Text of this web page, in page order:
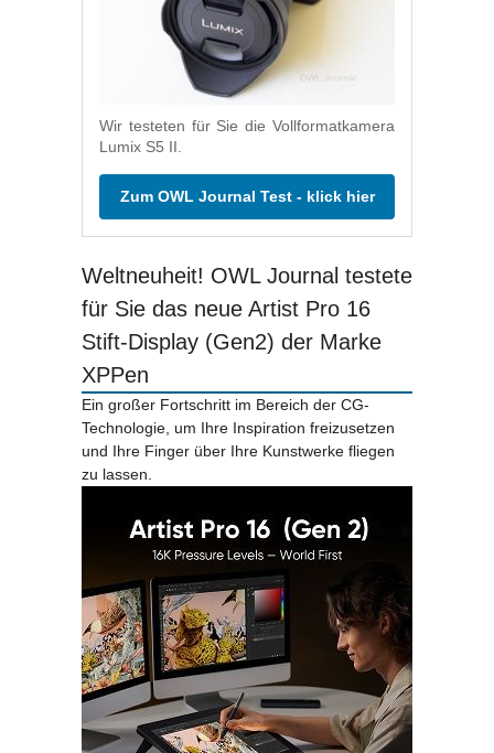
Wir testeten für Sie die Vollformatkamera
Lumix S5 II.
Zum OWL Journal Test - klick hier
Weltneuheit! OWL Journal testete
für Sie das neue Artist Pro 16
Stift-Display (Gen2) der Marke
XPPen
Ein großer Fortschritt im Bereich der CG-
Technologie, um Ihre Inspiration freizusetzen
und Ihre Finger über Ihre Kunstwerke fliegen
zu lassen.